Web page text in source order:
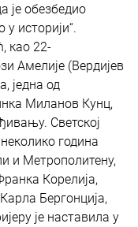
је обезбедио
у историји“.
као 22-
Амелије (Вердијев
једна од
Миланов Кунц,
Светској
година
и Метрополитену,
Корелија,
Бергонција,
је наставила у